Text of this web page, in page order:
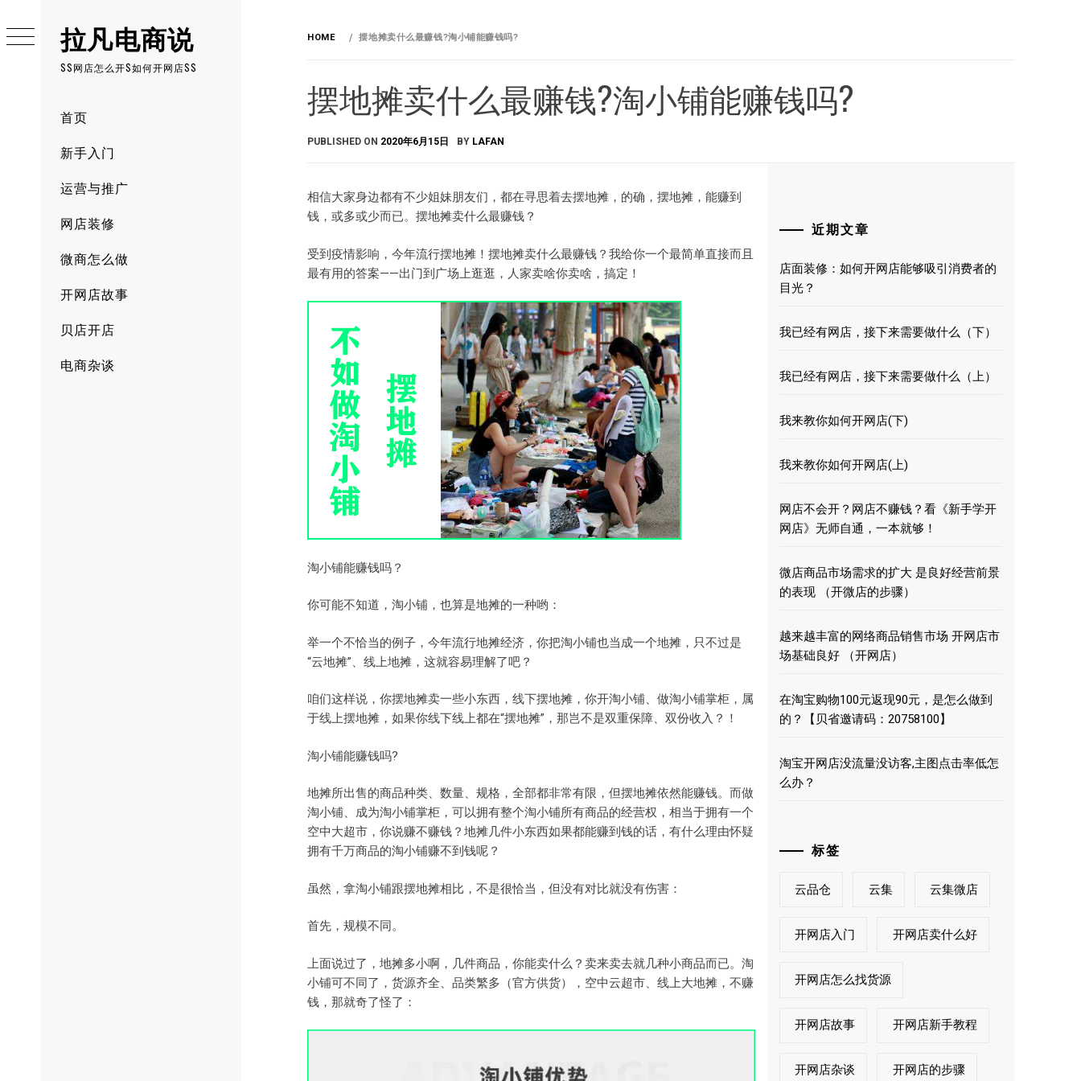
拉凡电商说
$$网店怎么开$如何开网店$$
Menu首页
新手入门
运营与推广
网店装修
微商怎么做
开网店故事
贝店开店
电商杂谈
content
HOME 摆地摊卖什么最赚钱?淘小铺能赚钱吗?
摆地摊卖什么最赚钱?淘小铺能赚钱吗?
PUBLISHED ON 2020年6月15日 BY LAFAN
相信大家身边都有不少姐妹朋友们，都在寻思着去摆地摊，的确，摆地摊，能赚到
钱，或多或少而已。摆地摊卖什么最赚钱？
受到疫情影响，今年流行摆地摊！摆地摊卖什么最赚钱？我给你一个最简单直接而且
最有用的答案——出门到广场上逛逛，人家卖啥你卖啥，搞定！
淘小铺能赚钱吗？
你可能不知道，淘小铺，也算是地摊的一种哟：
举一个不恰当的例子，今年流行地摊经济，你把淘小铺也当成一个地摊，只不过是
“云地摊”、线上地摊，这就容易理解了吧？
咱们这样说，你摆地摊卖一些小东西，线下摆地摊，你开淘小铺、做淘小铺掌柜，属
于线上摆地摊，如果你线下线上都在“摆地摊”，那岂不是双重保障、双份收入？！
淘小铺能赚钱吗?
地摊所出售的商品种类、数量、规格，全部都非常有限，但摆地摊依然能赚钱。而做
淘小铺、成为淘小铺掌柜，可以拥有整个淘小铺所有商品的经营权，相当于拥有一个
空中大超市，你说赚不赚钱？地摊几件小东西如果都能赚到钱的话，有什么理由怀疑
拥有千万商品的淘小铺赚不到钱呢？
虽然，拿淘小铺跟摆地摊相比，不是很恰当，但没有对比就没有伤害：
首先，规模不同。
上面说过了，地摊多小啊，几件商品，你能卖什么？卖来卖去就几种小商品而已。淘
小铺可不同了，货源齐全、品类繁多（官方供货），空中云超市、线上大地摊，不赚
钱，那就奇了怪了：
近期文章
店面装修：如何开网店能够吸引消费者的
目光？
我已经有网店，接下来需要做什么（下）
我已经有网店，接下来需要做什么（上）
我来教你如何开网店(下)
我来教你如何开网店(上)
网店不会开？网店不赚钱？看《新手学开
网店》无师自通，一本就够！
微店商品市场需求的扩大 是良好经营前景
的表现 （开微店的步骤）
越来越丰富的网络商品销售市场 开网店市
场基础良好 （开网店）
在淘宝购物100元返现90元，是怎么做到
的？【贝省邀请码：20758100】
淘宝开网店没流量没访客,主图点击率低怎
么办？
标签
云品仓 云集 云集微店
开网店入门 开网店卖什么好
开网店怎么找货源
开网店故事 开网店新手教程
开网店杂谈 开网店的步骤